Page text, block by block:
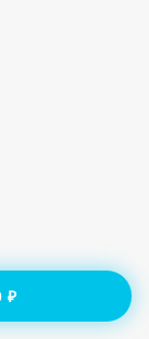
₽